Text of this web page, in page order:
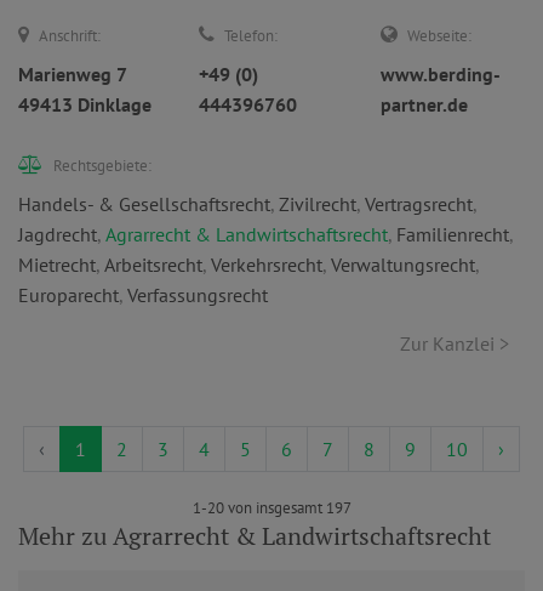
Anschrift:
Marienweg 7
49413 Dinklage
Telefon:
+49 (0)
444396760
Webseite:
www.berding-
partner.de
Rechtsgebiete:
Handels- & Gesellschaftsrecht, Zivilrecht, Vertragsrecht,
Jagdrecht, Agrarrecht & Landwirtschaftsrecht, Familienrecht,
Mietrecht, Arbeitsrecht, Verkehrsrecht, Verwaltungsrecht,
Europarecht, Verfassungsrecht
Zur Kanzlei >
‹ 1 2 3 4 5 6 7 8 9 10 ›
1-20 von insgesamt 197
Mehr zu Agrarrecht & Landwirtschaftsrecht